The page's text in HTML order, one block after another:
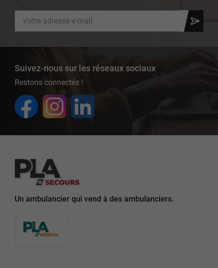
Suivez-nous sur les réseaux sociaux
Restons connectés !
Un ambulancier qui vend à des ambulanciers.